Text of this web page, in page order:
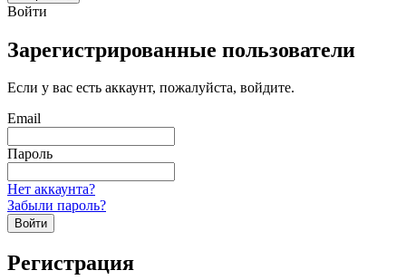
Войти
Зарегистрированные пользователи
Если у вас есть аккаунт, пожалуйста, войдите.
Email
Пароль
Нет аккаунта?
Забыли пароль?
Войти
Регистрация